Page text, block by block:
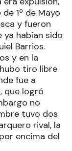
1º de Mayo
y fueron
ya habían sido
Barrios.
y en la
tiro libre
fue a
que logró
no
tuvo dos
rival, la
encima del